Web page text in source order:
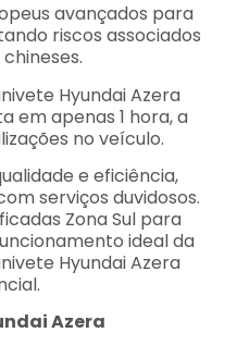
avançados para
riscos associados
Hyundai Azera
em apenas 1 hora, a
no veículo.
e eficiência,
serviços duvidosos.
Zona Sul para
ideal da
Hyundai Azera
Azera